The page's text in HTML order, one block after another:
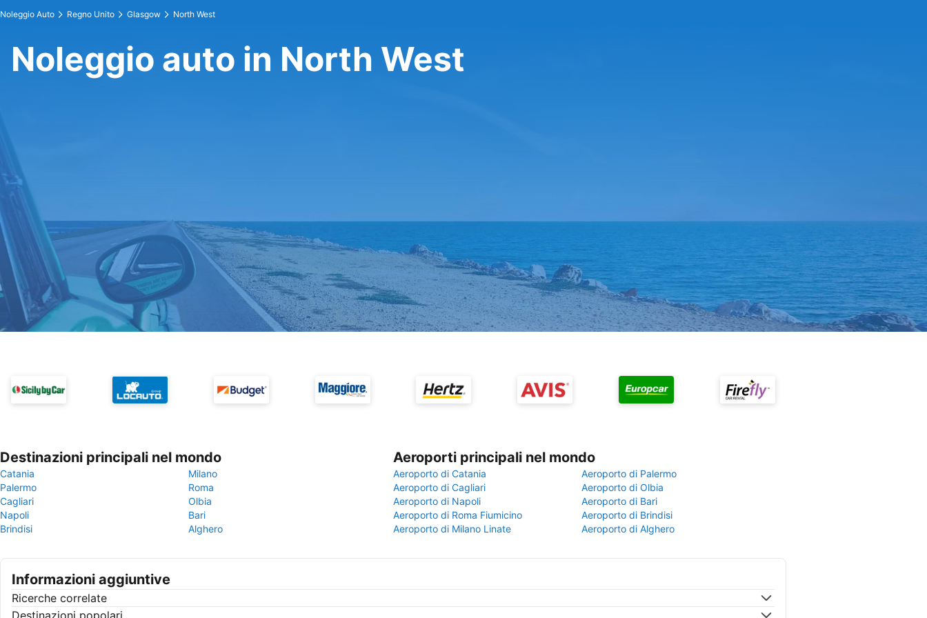
Noleggio Auto Regno Unito Glasgow North West
Noleggio auto in North West
Destinazioni principali nel mondo
Catania
Milano
Palermo
Roma
Cagliari
Olbia
Napoli
Bari
Brindisi
Alghero
Aeroporti principali nel mondo
Aeroporto di Catania
Aeroporto di Palermo
Aeroporto di Cagliari
Aeroporto di Olbia
Aeroporto di Napoli
Aeroporto di Bari
Aeroporto di Roma Fiumicino
Aeroporto di Brindisi
Aeroporto di Milano Linate
Aeroporto di Alghero
Informazioni aggiuntive
Ricerche correlate
Destinazioni popolari